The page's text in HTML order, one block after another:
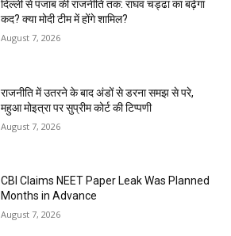
दिल्ली से पंजाब की राजनीति तक: राघव चड्ढा का बढ़ेगा
कद? क्या मोदी टीम में होंगे शामिल?
August 7, 2026
राजनीति में उतरने के बाद अंडों से डरना समझ से परे,
महुआ मोइत्रा पर सुप्रीम कोर्ट की टिप्पणी
August 7, 2026
CBI Claims NEET Paper Leak Was Planned
Months in Advance
August 7, 2026